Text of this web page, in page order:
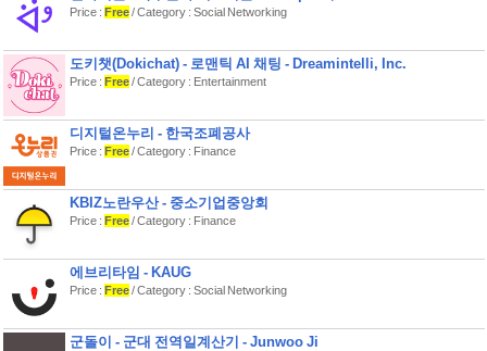
Price : Free/ Category : Social Networking
도키챗(Dokichat) - 로맨틱 AI 채팅 - Dreamintelli, Inc.
Price : Free/ Category : Entertainment
디지털온누리 - 한국조폐공사
Price : Free/ Category : Finance
KBIZ노란우산 - 중소기업중앙회
Price : Free/ Category : Finance
에브리타임 - KAUG
Price : Free/ Category : Social Networking
군돌이 - 군대 전역일계산기 - Junwoo Ji